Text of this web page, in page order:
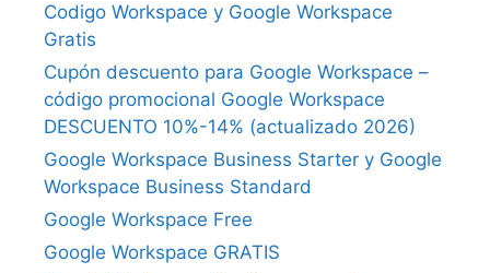
Codigo Workspace y Google Workspace
Gratis
Cupón descuento para Google Workspace –
código promocional Google Workspace
DESCUENTO 10%-14% (actualizado 2026)
Google Workspace Business Starter y Google
Workspace Business Standard
Google Workspace Free
Google Workspace GRATIS